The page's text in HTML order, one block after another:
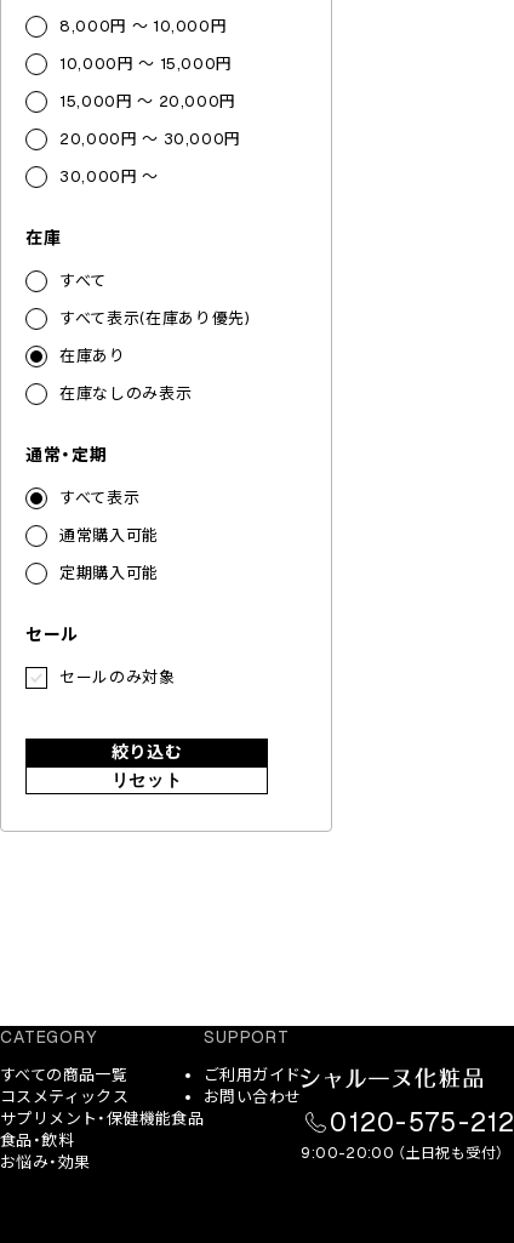
8,000円 ～ 10,000円
10,000円 ～ 15,000円
15,000円 ～ 20,000円
20,000円 ～ 30,000円
30,000円 ～
在庫
すべて
すべて表示(在庫あり優先)
在庫あり
在庫なしのみ表示
通常・定期
すべて表示
通常購入可能
定期購入可能
セール
セールのみ対象
絞り込む
リセット
CATEGORY
すべての商品一覧
コスメティックス
サプリメント・保健機能食品
食品・飲料
お悩み・効果
SUPPORT
ご利用ガイド
お問い合わせ
0120-575-212
9:00-20:00 （土日祝も受付）